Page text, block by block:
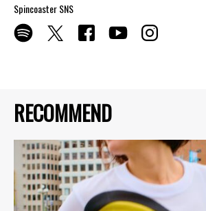
RECOMMEND
Spincoaster SNS